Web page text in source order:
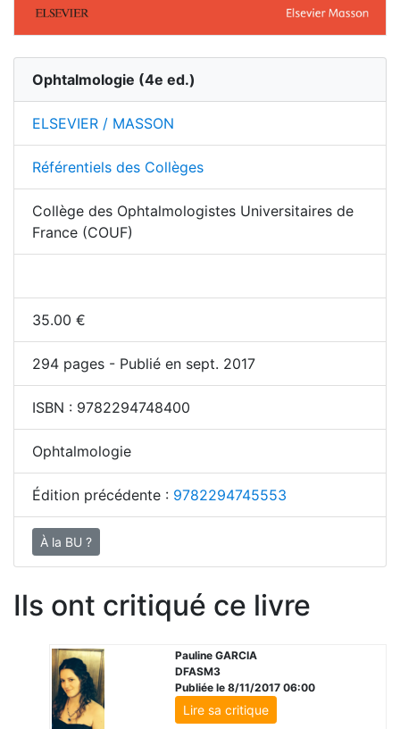
Ophtalmologie (4e ed.)
ELSEVIER / MASSON
Référentiels des Collèges
Collège des Ophtalmologistes Universitaires de
France (COUF)
35.00 €
294 pages - Publié en sept. 2017
ISBN : 9782294748400
Ophtalmologie
Édition précédente : 9782294745553
À la BU ?
Ils ont critiqué ce livre
Pauline GARCIA
DFASM3
Publiée le 8/11/2017 06:00
Lire sa critique